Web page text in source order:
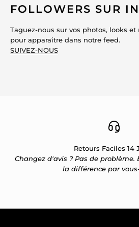
FOLLOWERS SUR
Taguez-nous sur vos photos, looks
pour apparaître dans notre feed.
SUIVEZ-NOUS
Retours Faciles 14
Changez d'avis ? Pas de problème.
la différence par